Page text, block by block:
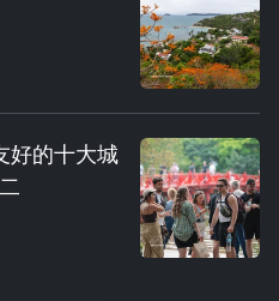
好的十大城